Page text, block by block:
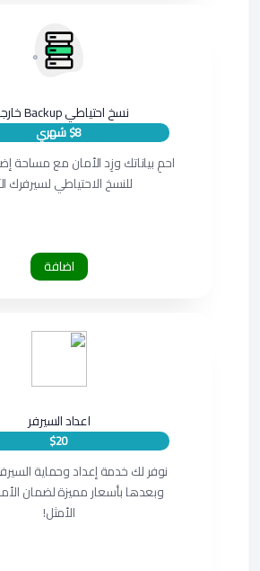
نسخ احتياطي Backup خارجي
$8 شهري
احمِ بياناتك وزِد الأمان مع مساحة
للنسخ الاحتياطي لسيرفرك
اضافة
اعداد السيرفر
$20
نوفر لك خدمة إعداد وحماية السيرفر
وبعدها بأسعار مميزة لضمان
الأمثل!